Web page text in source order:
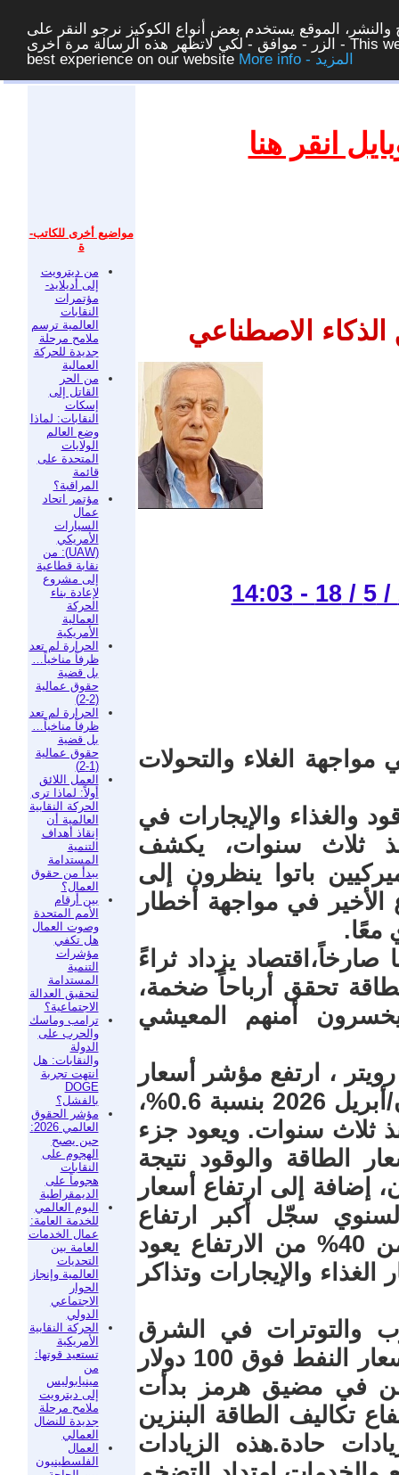
الموقع يستخدم بعض أنواع الكوكيز نرجو النقر على
الزر - موافق - لكي لاتظهر هذه الرسالة مرة اخرى - This website uses cookies to ensure you get the
best experience on our website
More info - المزيد
غلق
مواضيع أخرى للكاتب-
ة
من ديترويت
إلى أديلايد-
مؤتمرات
النقابات
العالمية ترسم
ملامح مرحلة
جديدة للحركة
العمالية
من الحر
القاتل إلى
إسكات
النقابات: لماذا
وضع العالم
الولايات
المتحدة على
قائمة
المراقبة؟
مؤتمر اتحاد
عمال
السيارات
الأمريكي
(UAW): من
نقابة قطاعية
إلى مشروع
لإعادة بناء
الحركة
العمالية
الأمريكية
الحرارة لم تعد
ظرفاً مناخياً…
بل قضية
حقوق عمالية
(2-2)
الحرارة لم تعد
ظرفاً مناخياً…
بل قضية
حقوق عمالية
(1-2)
العمل اللائق
أولاً: لماذا ترى
الحركة النقابية
العالمية أن
إنقاذ أهداف
التنمية
المستدامة
يبدأ من حقوق
العمال؟
بين أرقام
الأمم المتحدة
وصوت العمال
هل تكفي
مؤشرات
التنمية
المستدامة
لتحقيق العدالة
الاجتماعية؟
ترامب وماسك
والحرب على
الدولة
والنقابات: هل
انتهت تجربة
DOGE
بالفشل؟
مؤشر الحقوق
العالمي 2026:
حين يصبح
الهجوم على
النقابات
هجوماً على
الديمقراطية
اليوم العالمي
للخدمة العامة:
عمال الخدمات
العامة بين
التحديات
العالمية وإنجاز
الحوار
الاجتماعي
الدولي
الحركة النقابية
الأمريكية
تستعيد قوتها:
من
مينيابوليس
إلى ديترويت
ملامح مرحلة
جديدة للنضال
العمالي
العمال
الفلسطينيون
انقر هنا
الاصطناعي
مواجهة الغلاء والتحولات
والغذاء والإيجارات في
ثلاث سنوات، يكشف
باتوا ينظرون إلى
الأخير في مواجهة أخطار
معًا.
يزداد ثراءً
تحقق أرباحاً ضخمة،
يخسرون أمنهم المعيشي
، ارتفع مؤشر أسعار
المستهلك الأميركي خلال شهر نيسان/أبريل 2026 بنسبة 0.6%،
ثلاث سنوات. ويعود جزء
الطاقة والوقود نتيجة
إضافة إلى ارتفاع أسعار
سجّل أكبر ارتفاع
خلال ثلاث سنوات.خاصة وان أكثر من 40% من الارتفاع يعود
والإيجارات وتذاكر
والتوترات في الشرق
الأوسط،الضربات ضد إيران رفعت أسعار النفط فوق 100 دولار
في مضيق هرمز بدأت
تكاليف الطاقة البنزين
حادة.هذه الزيادات